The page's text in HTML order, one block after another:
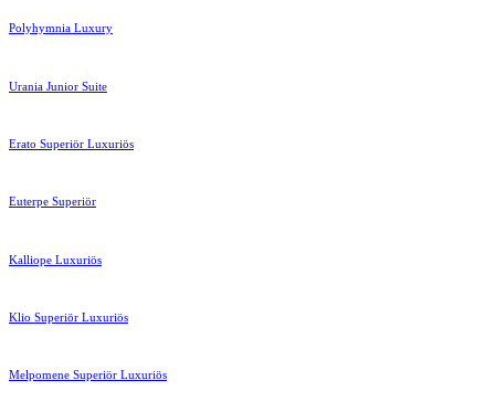
Polyhymnia Luxury
Urania Junior Suite
Erato Superiör Luxuriös
Euterpe Superiör
Kalliope Luxuriös
Klio Superiör Luxuriös
Melpomene Superiör Luxuriös